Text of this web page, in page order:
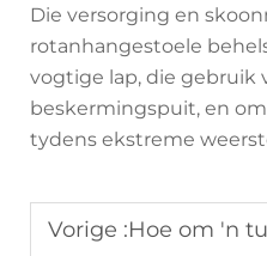
Die versorging en
rotanhangestoele
vogtige lap, die gebruik
beskermingspuit, en
tydens ekstreme
Vorige :Hoe om 'n tuinstel te kies